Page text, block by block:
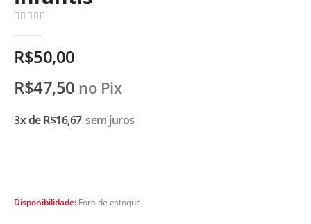
R$50,00
R$47,50 no Pix
3x deR$16,67 sem juros
Disponibilidade: Fora de estoque